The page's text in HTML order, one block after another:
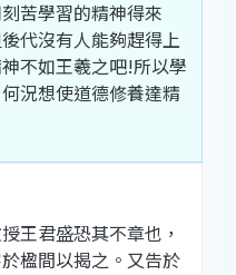
刻苦學習的精神得來
後代沒有人能夠趕得上
不如王羲之吧!所以學
何況想使道德修養達精
王君盛恐其不章也 ，
於楹間以揭之 。 又告於